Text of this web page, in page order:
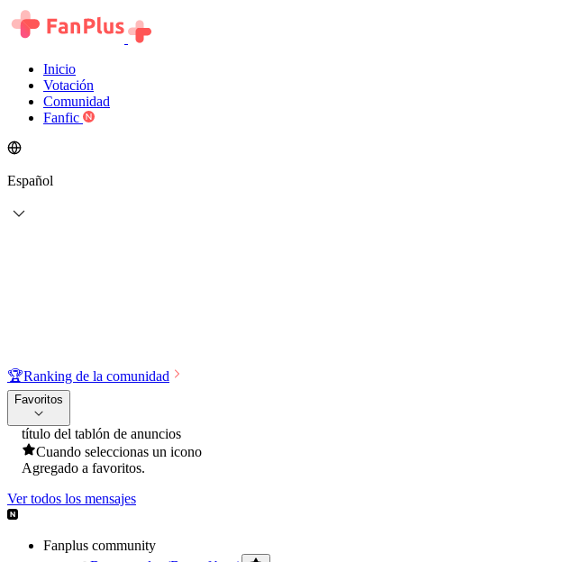
Inicio
Votación
Comunidad
Fanfic
Español
🏆Ranking de la comunidad
Favoritos
título del tablón de anuncios
Cuando seleccionas un icono
Agregado a favoritos.
Ver todos los mensajes
Fanplus community